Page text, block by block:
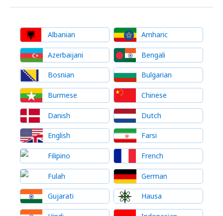
Albanian Amharic
Azerbaijani Bengali
Bosnian Bulgarian
Burmese Chinese
Danish Dutch
English Farsi
Filipino French
Fulah German
Gujarati Hausa